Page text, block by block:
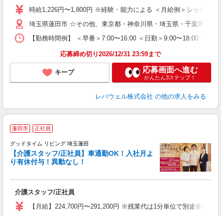
時給1,226円〜1,800円 ※経験・能力による ＜月給例＞シッカリ
埼玉県蓮田市 ☆その他、東京都・神奈川県・埼玉県・千葉県・茨
【勤務時間例】 ＜早番＞7:00〜16:00 ＜日勤＞9:00〜18:00 ＜
応募締め切り2026/12/31 23:59まで
キープ 応募画面へ進む
かんたん3ステップ！
レバウェル株式会社 の他の求人をみる
蓮田市 正社員
グッドタイム リビング 埼玉蓮田
【介護スタッフ/正社員】車通勤OK！入社月よ
り有休付与！異動なし！
介護スタッフ/正社員
【月給】224,700円〜291,200円 ※残業代は1分単位で別途全額